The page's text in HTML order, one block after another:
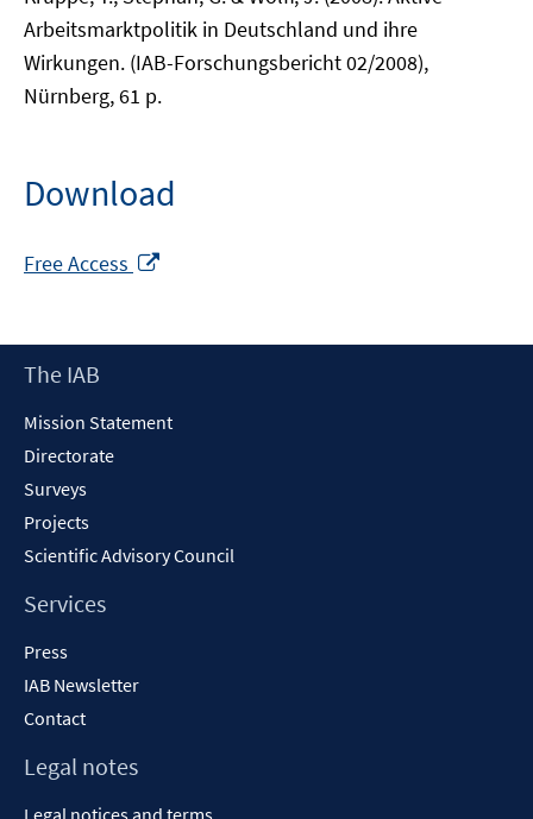
Arbeitsmarktpolitik in Deutschland und ihre
Wirkungen. (IAB-Forschungsbericht 02/2008),
Nürnberg, 61 p.
Download
Free Access
new
Footer
The IAB
Mission Statement
Directorate
Surveys
Projects
Scientific Advisory Council
Services
Press
IAB Newsletter
Contact
Legal notes
Legal notices and terms